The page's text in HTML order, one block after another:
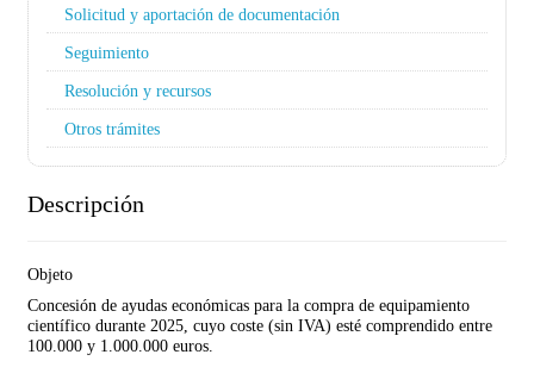
Solicitud y aportación de documentación
Seguimiento
Resolución y recursos
Otros trámites
Descripción
Objeto
Concesión de ayudas económicas para la compra de equipamiento
científico durante 2025, cuyo coste (sin IVA) esté comprendido entre
100.000 y 1.000.000 euros.